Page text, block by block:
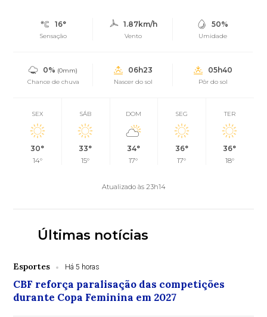
16°
Sensação
1.87km/h
Vento
50%
Umidade
0% (0mm)
Chance de chuva
06h23
Nascer do sol
05h40
Pôr do sol
SEX
30°
14°
SÁB
33°
15°
DOM
34°
17°
SEG
36°
17°
TER
36°
18°
Atualizado às 23h14
Últimas notícias
Esportes Há 5 horas
CBF reforça paralisação das competições
durante Copa Feminina em 2027